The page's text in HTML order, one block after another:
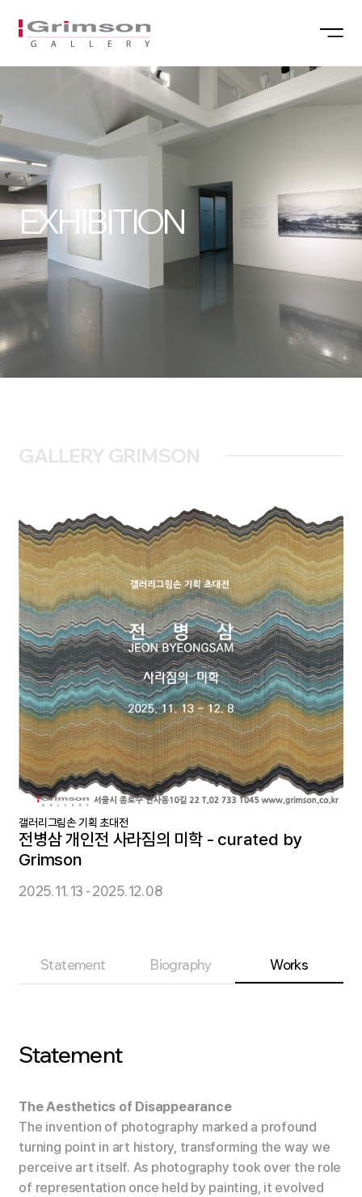
EXHIBITION
GALLERY GRIMSON
갤러리그림손 기획 초대전
전병삼 개인전 사라짐의 미학 - curated by
Grimson
2025. 11. 13 - 2025. 12. 08
Statement Biography Works
Statement
The Aesthetics of Disappearance
The invention of photography marked a profound
turning point in art history, transforming the way we
perceive art itself. As photography took over the role
of representation once held by painting, it evolved